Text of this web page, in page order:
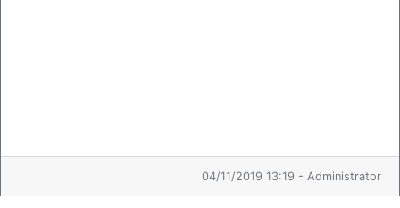
04/11/2019 13:19 - Administrator